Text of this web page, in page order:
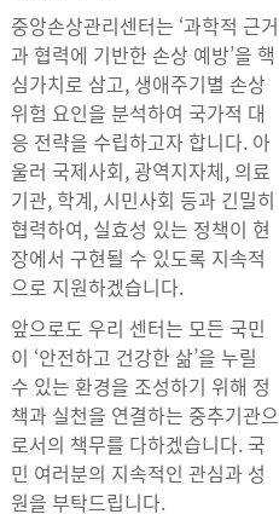
중앙손상관리센터는 ‘과학적 근거
과 협력에 기반한 손상 예방’을 핵
심가치로 삼고, 생애주기별 손상
위험 요인을 분석하여 국가적 대
응 전략을 수립하고자 합니다. 아
울러 국제사회, 광역지자체, 의료
기관, 학계, 시민사회 등과 긴밀히
협력하여, 실효성 있는 정책이 현
장에서 구현될 수 있도록 지속적
으로 지원하겠습니다.
앞으로도 우리 센터는 모든 국민
이 ‘안전하고 건강한 삶’을 누릴
수 있는 환경을 조성하기 위해 정
책과 실천을 연결하는 중추기관으
로서의 책무를 다하겠습니다. 국
민 여러분의 지속적인 관심과 성
원을 부탁드립니다.